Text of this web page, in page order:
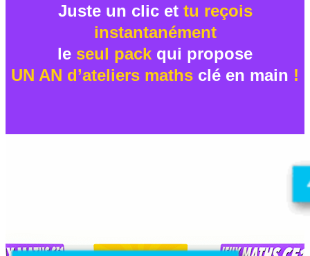
Juste un clic ettu reçois
instantanément
le seul pack qui propose
UN AN d’ateliers maths clé en main !